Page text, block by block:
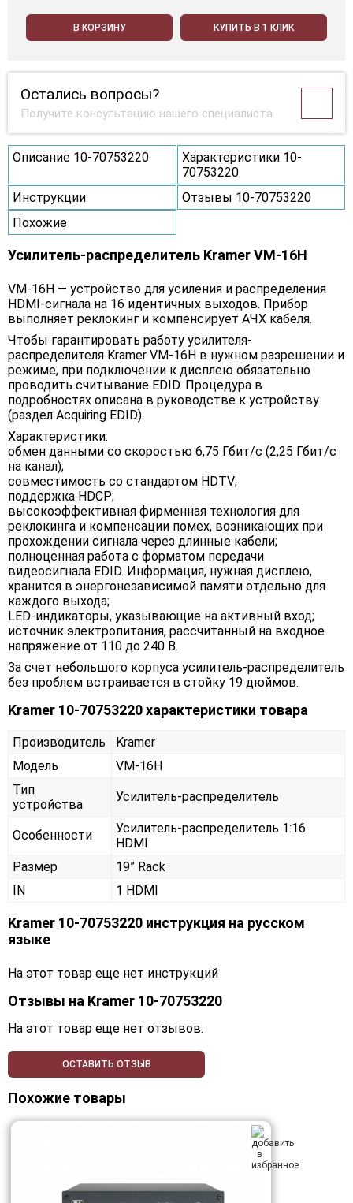
В КОРЗИНУ КУПИТЬ В 1 КЛИК
Остались вопросы?
Получите консультацию нашего специалиста
Описание 10-70753220
Характеристики 10-
70753220
Инструкции
Отзывы 10-70753220
Похожие
Усилитель-распределитель Kramer VM-16H
VM-16H — устройство для усиления и распределения
HDMI-сигнала на 16 идентичных выходов. Прибор
выполняет реклокинг и компенсирует АЧХ кабеля.
Чтобы гарантировать работу усилителя-
распределителя Kramer VM-16H в нужном разрешении и
режиме, при подключении к дисплею обязательно
проводить считывание EDID. Процедура в
подробностях описана в руководстве к устройству
(раздел Acquiring EDID).
Характеристики:
обмен данными со скоростью 6,75 Гбит/с (2,25 Гбит/с
на канал);
совместимость со стандартом HDTV;
поддержка HDCP;
высокоэффективная фирменная технология для
реклокинга и компенсации помех, возникающих при
прохождении сигнала через длинные кабели;
полноценная работа с форматом передачи
видеосигнала EDID. Информация, нужная дисплею,
хранится в энергонезависимой памяти отдельно для
каждого выхода;
LED-индикаторы, указывающие на активный вход;
источник электропитания, рассчитанный на входное
напряжение от 110 до 240 В.
За счет небольшого корпуса усилитель-распределитель
без проблем встраивается в стойку 19 дюймов.
Kramer 10-70753220 характеристики товара
Производитель
Kramer
Модель
VM-16H
Тип
устройства
Усилитель-распределитель
Особенности
Усилитель-распределитель 1:16
HDMI
Размер
19” Rack
IN
1 HDMI
Kramer 10-70753220 инструкция на русском
языке
На этот товар еще нет инструкций
Отзывы на Kramer 10-70753220
На этот товар еще нет отзывов.
ОСТАВИТЬ ОТЗЫВ
Похожие товары